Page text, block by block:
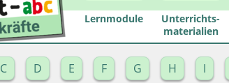
Lernmodule
Unterrichts­
materialien
C D E F G H I